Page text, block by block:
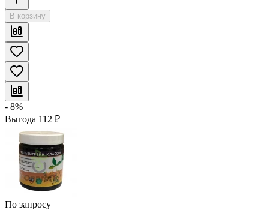
В корзину
- 8%
Выгода 112 ₽
По запросу